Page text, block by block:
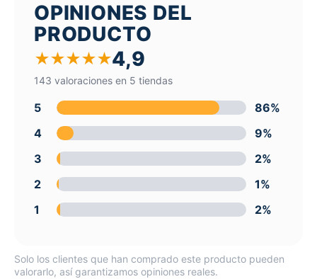
OPINIONES DEL
PRODUCTO
★★★★★4,9
143 valoraciones en 5 tiendas
5
86%
4
9%
3
2%
2
1%
1
2%
Solo los clientes que han comprado este producto pueden
valorarlo, así garantizamos opiniones reales.